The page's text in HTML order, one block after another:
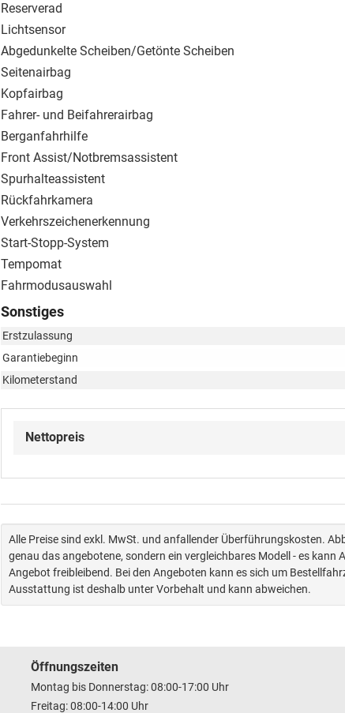
Reserverad
Lichtsensor
Abgedunkelte Scheiben/Getönte Scheiben
Seitenairbag
Kopfairbag
Fahrer- und Beifahrerairbag
Berganfahrhilfe
Front Assist/Notbremsassistent
Spurhalteassistent
Rückfahrkamera
Verkehrszeichenerkennung
Start-Stopp-System
Tempomat
Fahrmodusauswahl
Sonstiges
Erstzulassung
Garantiebeginn
Kilometerstand
Nettopreis
Alle Preise sind exkl. MwSt. und anfallender Überführungskosten.
genau das angebotene, sondern ein vergleichbares Modell - es kann
Angebot freibleibend. Bei den Angeboten kann es sich um
Ausstattung ist deshalb unter Vorbehalt und kann abweichen.
Öffnungszeiten
Montag bis Donnerstag: 08:00-17:00 Uhr
Freitag: 08:00-14:00 Uhr